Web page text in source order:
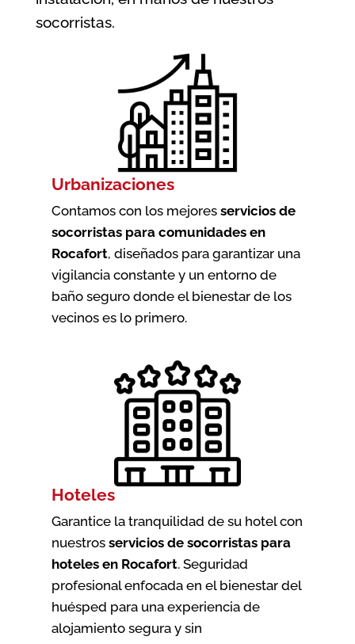
socorristas.
Urbanizaciones
Contamos con los mejores servicios de
socorristas para comunidades en
Rocafort, diseñados para garantizar una
vigilancia constante y un entorno de
baño seguro donde el bienestar de los
vecinos es lo primero.
Hoteles
Garantice la tranquilidad de su hotel con
nuestros servicios de socorristas para
hoteles en Rocafort. Seguridad
profesional enfocada en el bienestar del
huésped para una experiencia de
alojamiento segura y sin